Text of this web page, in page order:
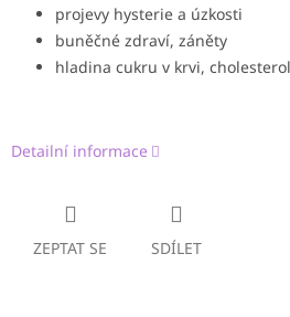
projevy hysterie a úzkosti
buněčné zdraví, záněty
hladina cukru v krvi, cholesterol
Detailní informace
ZEPTAT SE SDÍLET